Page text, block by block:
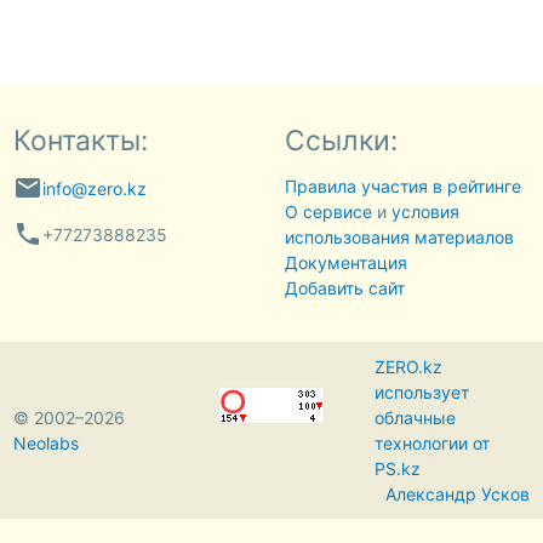
Контакты:
emailinfo@zero.kz
phone +77273888235
Ссылки:
Правила участия в рейтинге
О сервисеи условия
использования материалов
Документация
Добавить сайт
© 2002–2026
Neolabs
ZERO.kz
использует
облачные
технологии от
PS.kz
Александр Усков